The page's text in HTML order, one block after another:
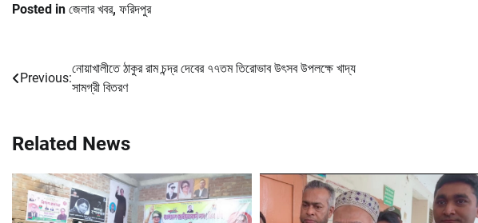
Posted in জেলার খবর, ফরিদপুর
Post
navigation
Previous:
নোয়াখালীতে ঠাকুর রাম চন্দ্র দেবের ৭৭তম তিরোভাব উৎসব উপলক্ষে খাদ্য
সামগ্রী বিতরণ
Related News